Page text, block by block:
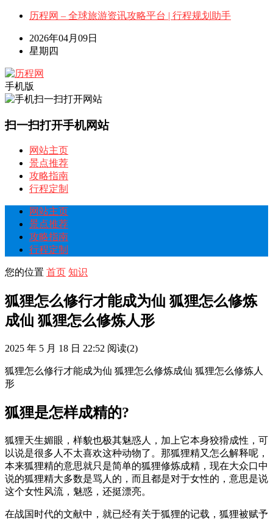
历程网 – 全球旅游资讯攻略平台 | 行程规划助手
2026年04月09日
星期四
手机版
扫一扫打开手机网站
网站主页
景点推荐
攻略指南
行程定制
网站主页
景点推荐
攻略指南
行程定制
您的位置 首页 知识
狐狸怎么修行才能成为仙 狐狸怎么修炼
成仙 狐狸怎么修炼人形
2025 年 5 月 18 日 22:52 阅读(2)
狐狸怎么修行才能成为仙 狐狸怎么修炼成仙 狐狸怎么修炼人
形
狐狸是怎样成精的?
狐狸天生媚眼，样貌也极其魅惑人，加上它本身狡猾成性，可
以说是很多人不太喜欢这种动物了。那狐狸精又怎么解释呢，
本来狐狸精的意思就只是简单的狐狸修炼成精，现在大众口中
说的狐狸精大多数是骂人的，而且都是对于女性的，意思是说
这个女性风流，魅惑，还挺漂亮。
在战国时代的文献中，就已经有关于狐狸的记载，狐狸被赋予